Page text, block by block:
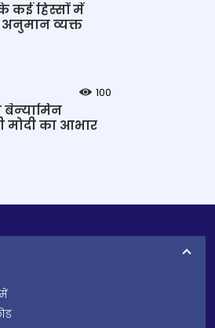
कई हिस्सों में
अनुमान व्यक्त
100
बेन्‍यामिन
मोदी का आभार